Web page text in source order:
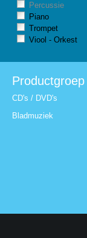
Percussie
Piano
Trompet
Viool - Orkest
Productgroep
CD's / DVD's
Bladmuziek